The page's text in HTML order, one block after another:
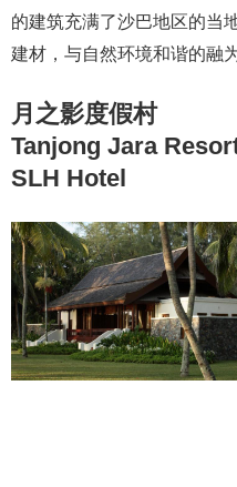
的建筑充满了沙巴地区的当
建材，与自然环境和谐的融
月之影度假村
Tanjong Jara
SLH Hotel